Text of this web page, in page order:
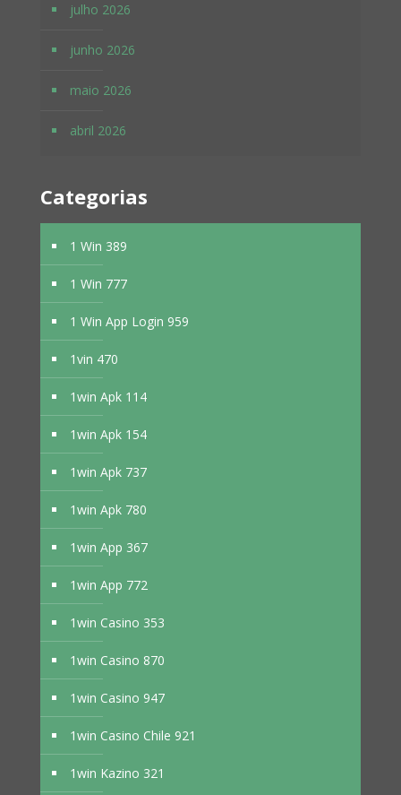
julho 2026
junho 2026
maio 2026
abril 2026
Categorias
1 Win 389
1 Win 777
1 Win App Login 959
1vin 470
1win Apk 114
1win Apk 154
1win Apk 737
1win Apk 780
1win App 367
1win App 772
1win Casino 353
1win Casino 870
1win Casino 947
1win Casino Chile 921
1win Kazino 321